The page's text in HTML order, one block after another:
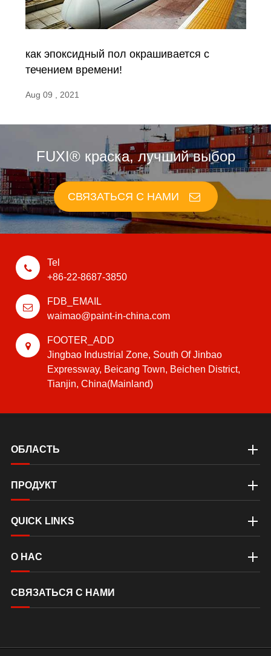
как эпоксидный пол окрашивается с
течением времени!
Aug 09 , 2021
FUXI® краска, лучший выбор
СВЯЗАТЬСЯ С НАМИ
Tel
+86-22-8687-3850
FDB_EMAIL
waimao@paint-in-china.com
FOOTER_ADD
Jingbao Industrial Zone, South Of Jinbao
Expressway, Beicang Town, Beichen District,
Tianjin, China(Mainland)
ОБЛАСТЬ
ПРОДУКТ
QUICK LINKS
О НАС
СВЯЗАТЬСЯ С НАМИ